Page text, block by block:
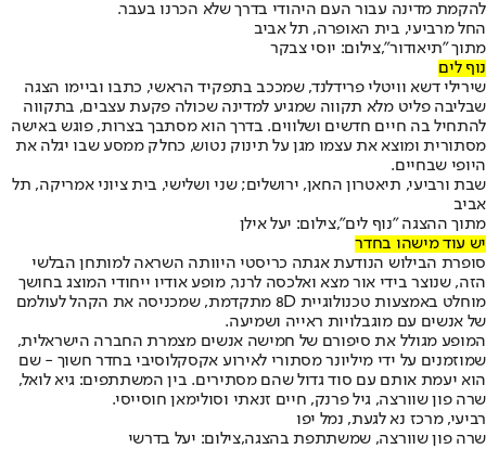
להקמת מדינה עבור העם היהודי בדרך שלא הכרנו בעבר.
החל מרביעי, בית האופרה, תל אביב
מתוך "תיאודור",צילום: יוסי צבקר
נוף לים
שירילי דשא וויטלי פרידלנד, שמככב בתפקיד הראשי, כתבו וביימו הצגה
שבליבה פליט מלא תקווה שמגיע למדינה שכולה פקעת עצבים, בתקווה
להתחיל בה חיים חדשים ושלווים. בדרך הוא מסתבך בצרות, פוגש באישה
מסתורית ומוצא את עצמו מגן על תינוק נטוש, כחלק ממסע שבו יגלה את
היופי שבחיים.
שבת ורביעי, תיאטרון החאן, ירושלים; שני ושלישי, בית ציוני אמריקה, תל
אביב
מתוך ההצגה "נוף לים",צילום: יעל אילן
יש עוד מישהו בחדר
סופרת הבילוש הנודעת אגתה כריסטי היוותה השראה למותחן הבלשי
הזה, שנוצר בידי אור מצא ואלכסה לרנר, מופע אודיו ייחודי המוצג בחושך
מוחלט באמצעות טכנולוגיית 8D מתקדמת, שמכניסה את הקהל לעולמם
של אנשים עם מוגבלויות ראייה ושמיעה.
המופע מגולל את סיפורם של חמישה אנשים מצמרת החברה הישראלית,
שמוזמנים על ידי מיליונר מסתורי לאירוע אקסקלוסיבי בחדר חשוך - שם
הוא יעמת אותם עם סוד גדול שהם מסתירים. בין המשתתפים: גיא לואל,
שרה פון שוורצה, גיל פרנק, חיים זנאתי וסולימאן חוסייסי.
רביעי, מרכז נא לגעת, נמל יפו
שרה פון שוורצה, שמשתתפת בהצגה,צילום: יעל בדרשי